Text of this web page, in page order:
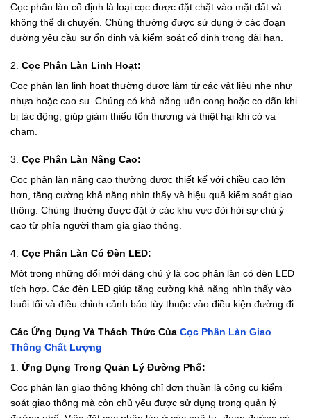
Cọc phân làn cố định là loại cọc được đặt chặt vào mặt đất và
không thể di chuyển. Chúng thường được sử dụng ở các đoạn
đường yêu cầu sự ổn định và kiểm soát cố định trong dài hạn.
2. Cọc Phân Làn Linh Hoạt:
Cọc phân làn linh hoạt thường được làm từ các vật liệu nhẹ như
nhựa hoặc cao su. Chúng có khả năng uốn cong hoặc co dãn khi
bị tác động, giúp giảm thiểu tổn thương và thiệt hại khi có va
chạm.
3. Cọc Phân Làn Nâng Cao:
Cọc phân làn nâng cao thường được thiết kế với chiều cao lớn
hơn, tăng cường khả năng nhìn thấy và hiệu quả kiểm soát giao
thông. Chúng thường được đặt ở các khu vực đòi hỏi sự chú ý
cao từ phía người tham gia giao thông.
4. Cọc Phân Làn Có Đèn LED:
Một trong những đổi mới đáng chú ý là cọc phân làn có đèn LED
tích hợp. Các đèn LED giúp tăng cường khả năng nhìn thấy vào
buổi tối và điều chỉnh cảnh báo tùy thuộc vào điều kiện đường đi.
Các Ứng Dụng Và Thách Thức Của Cọc Phân Làn Giao
Thông Chất Lượng
1. Ứng Dụng Trong Quản Lý Đường Phố:
Cọc phân làn giao thông không chỉ đơn thuần là công cụ kiểm
soát giao thông mà còn chủ yếu được sử dụng trong quản lý